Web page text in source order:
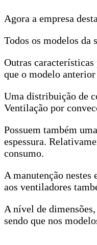
Agora a empresa
Todos os modelos da
Outras
que o modelo
Uma distribuição de
Ventilação por
Possuem também
espessura.
consumo.
A manutenção
aos ventiladores
A nível de
sendo que nos